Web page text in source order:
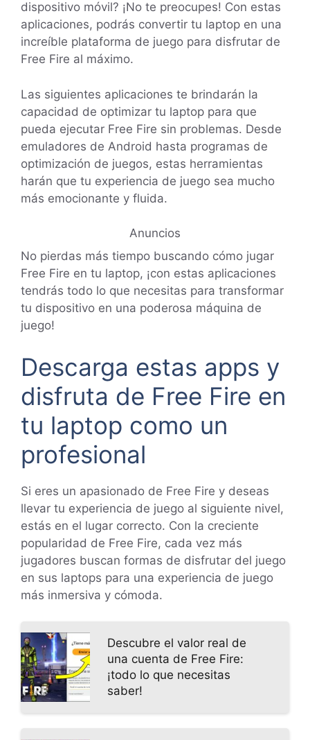
dispositivo móvil? ¡No te preocupes! Con estas
aplicaciones, podrás convertir tu laptop en una
increíble plataforma de juego para disfrutar de
Free Fire al máximo.
Las siguientes aplicaciones te brindarán la
capacidad de optimizar tu laptop para que
pueda ejecutar Free Fire sin problemas. Desde
emuladores de Android hasta programas de
optimización de juegos, estas herramientas
harán que tu experiencia de juego sea mucho
más emocionante y fluida.
Anuncios
No pierdas más tiempo buscando cómo jugar
Free Fire en tu laptop, ¡con estas aplicaciones
tendrás todo lo que necesitas para transformar
tu dispositivo en una poderosa máquina de
juego!
Descarga estas apps y
disfruta de Free Fire en
tu laptop como un
profesional
Si eres un apasionado de Free Fire y deseas
llevar tu experiencia de juego al siguiente nivel,
estás en el lugar correcto. Con la creciente
popularidad de Free Fire, cada vez más
jugadores buscan formas de disfrutar del juego
en sus laptops para una experiencia de juego
más inmersiva y cómoda.
Descubre el valor real de
una cuenta de Free Fire:
¡todo lo que necesitas
saber!